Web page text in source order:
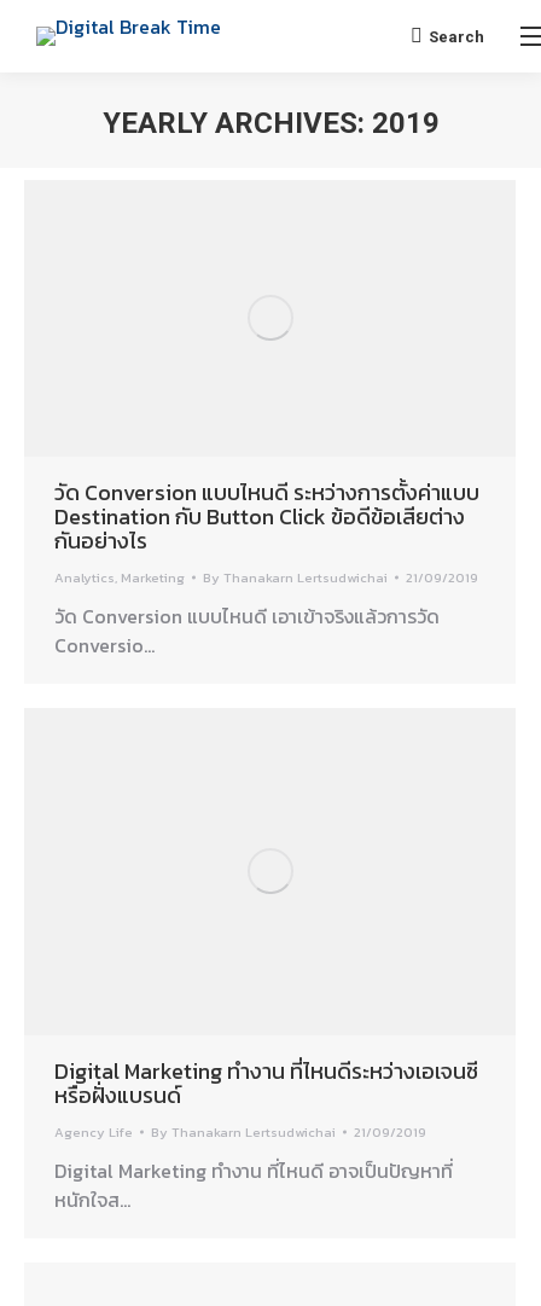
Search
YEARLY ARCHIVES: 2019
วัด Conversion แบบไหนดี ระหว่างการตั้งค่าแบบ
Destination กับ Button Click ข้อดีข้อเสียต่าง
กันอย่างไร
Analytics, Marketing By Thanakarn Lertsudwichai 21/09/2019
วัด Conversion แบบไหนดี เอาเข้าจริงแล้วการวัด
Conversio…
Digital Marketing ทำงาน ที่ไหนดีระหว่างเอเจนซี
หรือฝั่งแบรนด์
Agency Life By Thanakarn Lertsudwichai 21/09/2019
Digital Marketing ทำงาน ที่ไหนดี อาจเป็นปัญหาที่
หนักใจส…